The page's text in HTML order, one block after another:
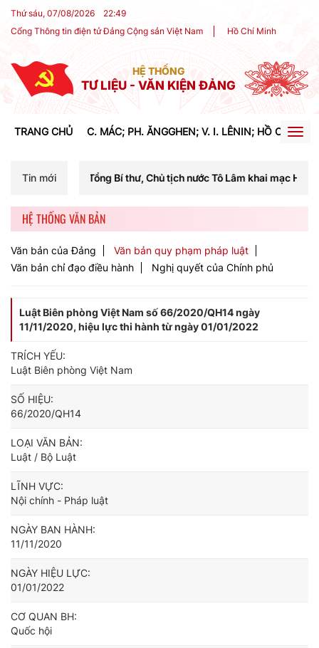
Thứ sáu, 07/08/2026 22:49
Cổng Thông tin điện tử Đảng Cộng sản Việt Nam
Hồ Chí Minh
HỆ THỐNG
TƯ LIỆU - VĂN KIỆN ĐẢNG
TRANG CHỦ C. MÁC; PH. ĂNGGHEN; V. I. LÊNIN; HỒ CHÍ
Tin mới
Bí thư, Chủ tịch nước Tô Lâm khai mạc Hội nghị Trung ương lần
HỆ THỐNG VĂN BẢN
Văn bản của Đảng
Văn bản quy phạm pháp luật
Văn bản chỉ đạo điều hành
Nghị quyết của Chính phủ
Luật Biên phòng Việt Nam số 66/2020/QH14 ngày
11/11/2020, hiệu lực thi hành từ ngày 01/01/2022
TRÍCH YẾU:
Luật Biên phòng Việt Nam
SỐ HIỆU:
66/2020/QH14
LOẠI VĂN BẢN:
Luật / Bộ Luật
LĨNH VỰC:
Nội chính - Pháp luật
NGÀY BAN HÀNH:
11/11/2020
NGÀY HIỆU LỰC:
01/01/2022
CƠ QUAN BH:
Quốc hội